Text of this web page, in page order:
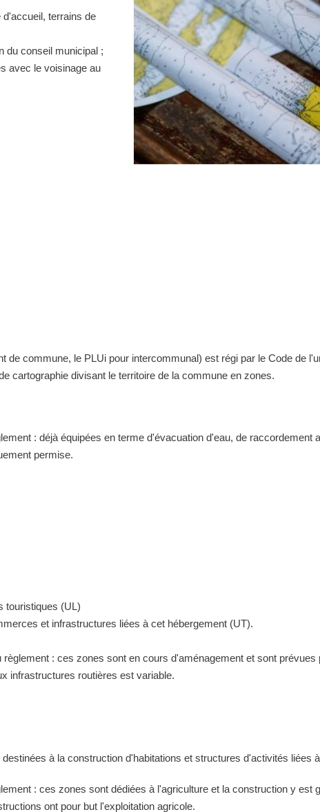
terrains de
du conseil municipal ;
avec le voisinage au
de commune, le PLUi pour intercommunal) est régi par le Code de
cartographie divisant le territoire de la commune en zones.
: déjà équipées en terme d'évacuation d'eau, de raccordement
permise.
touristiques (UL)
et infrastructures liées à cet hébergement (UT).
règlement : ces zones sont en cours d'aménagement et sont
infrastructures routières est variable.
à la construction d'habitations et structures d'activités liées
: ces zones sont dédiées à l'agriculture et la construction y est
ont pour but l'exploitation agricole.